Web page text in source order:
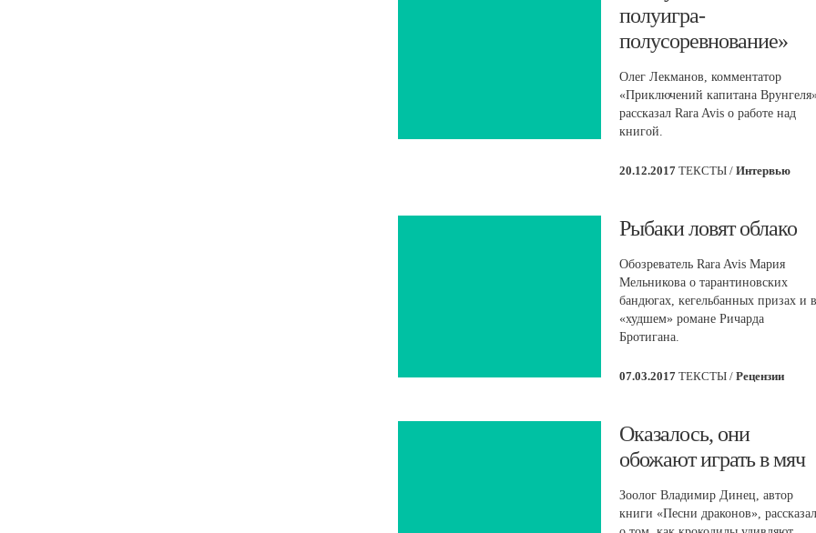
полуигра-
полусоревнование»
Олег Лекманов, комментатор
«Приключений капитана
рассказал Rara Avis о работе над
книгой.
20.12.2017 ТЕКСТЫ / Интервью
​Рыбаки ловят облако
Обозреватель Rara Avis Мария
Мельникова о тарантиновских
бандюгах, кегельбанных призах и в
«худшем» романе Ричарда
Бротигана.
07.03.2017 ТЕКСТЫ / Рецензии
​Оказалось, они
обожают играть в мяч
Зоолог Владимир Динец, автор
книги «Песни драконов», рассказал